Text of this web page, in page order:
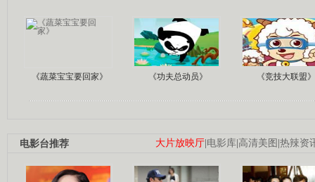
《蔬菜宝宝要回家》 《功夫总动员》 《竞技大联盟》
大片放映厅|电影库|高清美图 |热辣资
电影台推荐